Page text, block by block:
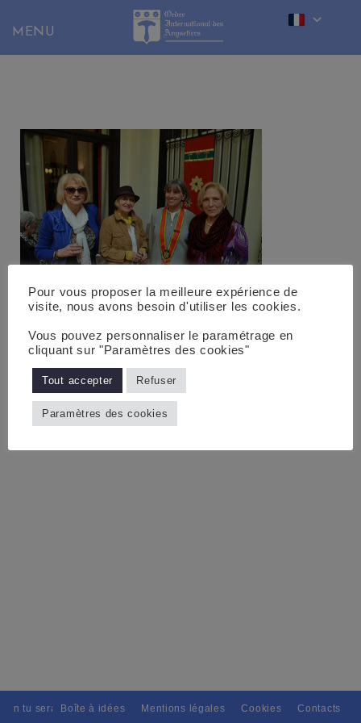
content
tu seras, Pour tous avec discernement. // L'amitié tu
Boîte à idées Mentions légales Cookies Contacts
Pour vous proposer la meilleure expérience de
visite, nous avons besoin d'utiliser les cookies.
Vous pouvez personnaliser le paramétrage en
cliquant sur "Paramètres des cookies"
Tout accepter Refuser
Paramètres des cookies